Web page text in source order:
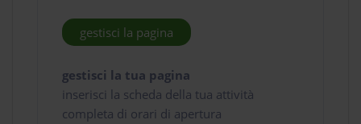
gestisci la pagina
gestisci la tua pagina
inserisci la scheda della tua attività
completa di orari di apertura